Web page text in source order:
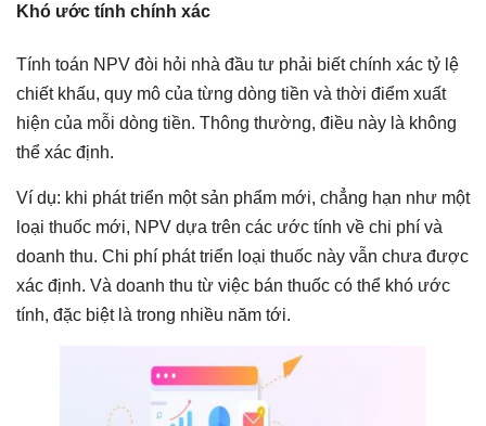
Khó ước tính chính xác
Tính toán NPV đòi hỏi nhà đầu tư phải biết chính xác tỷ lệ
chiết khấu, quy mô của từng dòng tiền và thời điểm xuất
hiện của mỗi dòng tiền. Thông thường, điều này là không
thể xác định.
Ví dụ: khi phát triển một sản phẩm mới, chẳng hạn như một
loại thuốc mới, NPV dựa trên các ước tính về chi phí và
doanh thu. Chi phí phát triển loại thuốc này vẫn chưa được
xác định. Và doanh thu từ việc bán thuốc có thể khó ước
tính, đặc biệt là trong nhiều năm tới.